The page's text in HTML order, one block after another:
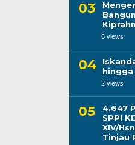
6 views
hingga
2 views
4.647
SPPI
XIV/
Tinjau